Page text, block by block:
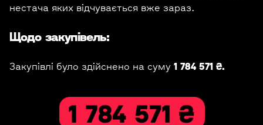
нестача яких відчувається вже зараз.
Щодо закупівель:
Закупівлі було здійснено на суму 1 784 571 ₴.